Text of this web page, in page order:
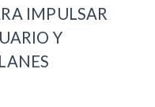
IMPULSAR
Y